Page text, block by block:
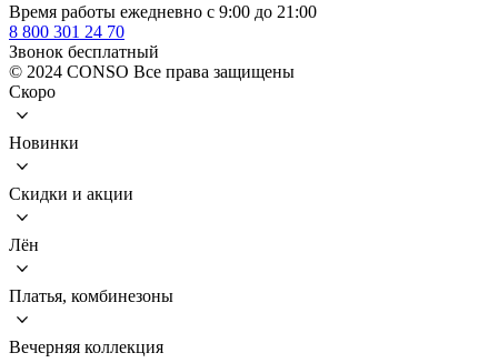
Время работы ежедневно с 9:00 до 21:00
8 800 301 24 70
Звонок бесплатный
© 2024 CONSO Все права защищены
Скоро
Новинки
Скидки и акции
Лён
Платья, комбинезоны
Вечерняя коллекция